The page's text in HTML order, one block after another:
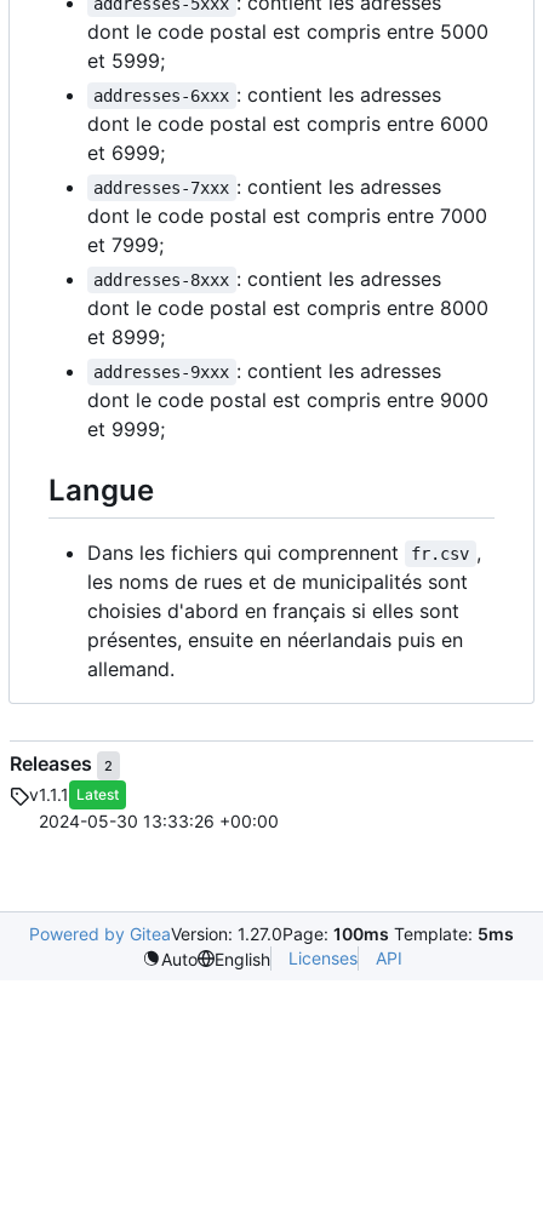
dont le code postal est compris entre 5000
et 5999;
addresses-6xxx : contient les adresses
dont le code postal est compris entre 6000
et 6999;
addresses-7xxx : contient les adresses
dont le code postal est compris entre 7000
et 7999;
addresses-8xxx : contient les adresses
dont le code postal est compris entre 8000
et 8999;
addresses-9xxx : contient les adresses
dont le code postal est compris entre 9000
et 9999;
Langue
Dans les fichiers qui comprennent fr.csv ,
les noms de rues et de municipalités sont
choisies d'abord en français si elles sont
présentes, ensuite en néerlandais puis en
allemand.
Releases 2
v1.1.1 Latest
2024-05-30 13:33:26 +00:00
Powered by GiteaVersion: 1.27.0Page: 100ms Template: 5ms
Auto
English Licenses API